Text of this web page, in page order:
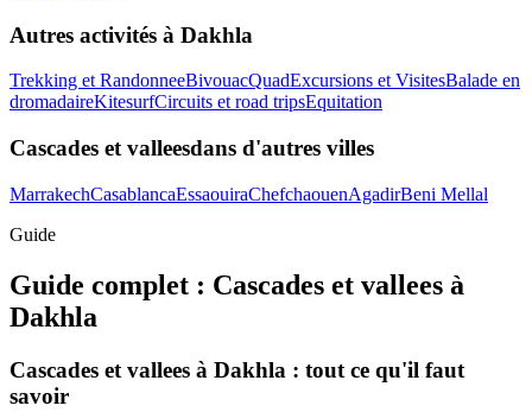
Autres activités à Dakhla
Trekking et RandonneeBivouacQuadExcursions et VisitesBalade en
dromadaireKitesurfCircuits et road tripsEquitation
Cascades et valleesdans d'autres villes
MarrakechCasablancaEssaouiraChefchaouenAgadirBeni Mellal
Guide
Guide complet : Cascades et vallees à
Dakhla
Cascades et vallees à Dakhla : tout ce qu'il faut
savoir